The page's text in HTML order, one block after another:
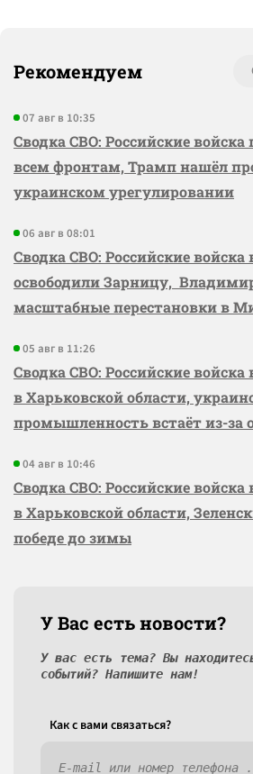
Рекомендуем
07 авг в 10:35
Сводка СВО: Российские
всем фронтам, Трамп нашёл
украинском урегулировании
06 авг в 08:01
Сводка СВО: Российские
освободили Зарницу,
масштабные перестановки в
05 авг в 11:26
Сводка СВО: Российские
в Харьковской области,
промышленность встаёт из-за
04 авг в 10:46
Сводка СВО: Российские войска
в Харьковской области,
победе до зимы
У Вас есть новости?
У вас есть тема? Вы
событий? Напишите нам!
Как c вами связаться?